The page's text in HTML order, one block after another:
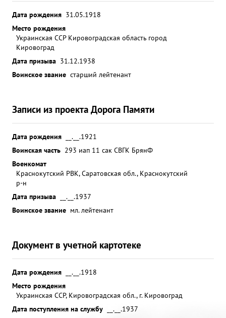
Дата рождения 31.05.1918
Место рождения
Украинская ССР Кировоградская область город
Кировоград
Дата призыва 31.12.1938
Воинское звание старший лейтенант
Записи из проекта Дорога Памяти
Дата рождения
__.__.1921
Воинская часть 293 иап 11 сак СВГК БрянФ
Военкомат
Краснокутский РВК, Саратовская обл., Краснокутский
р-н
Дата призыва
__.__.1937
Воинское звание мл. лейтенант
Документ в учетной картотеке
Дата рождения
__.__.1918
Место рождения
Украинская ССР, Кировоградская обл., г. Кировоград
Дата поступления на службу
__.__.1937